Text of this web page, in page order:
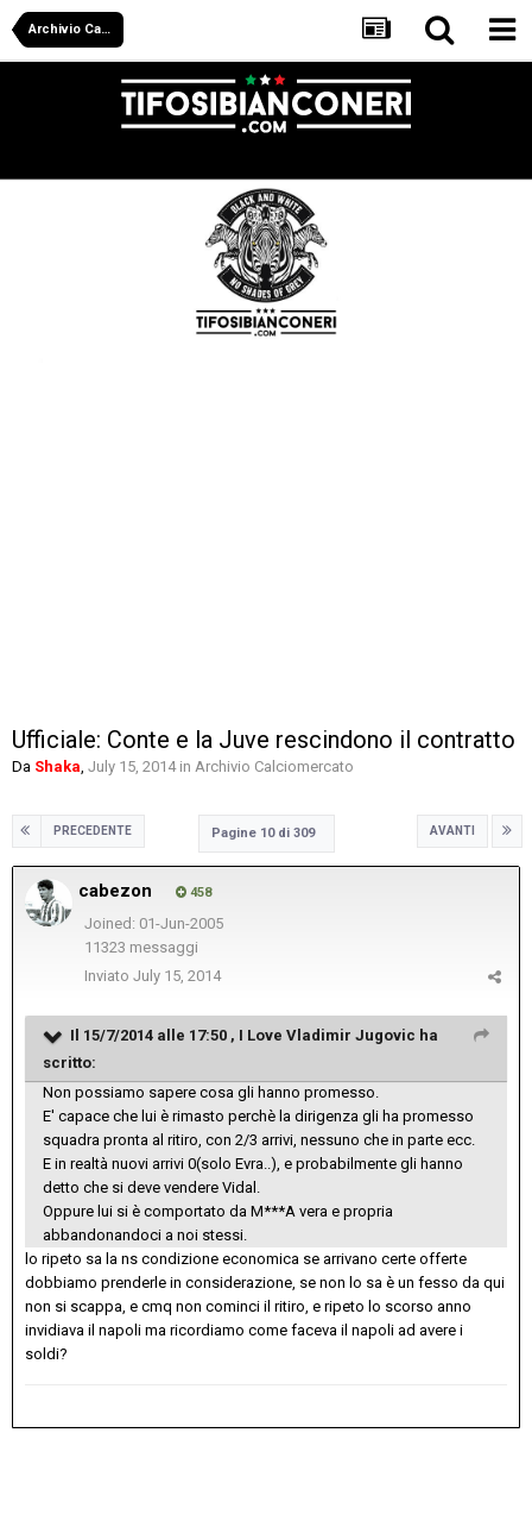
Archivio Calciomercato
Ufficiale: Conte e la Juve rescindono il contratto
Da Shaka, July 15, 2014in Archivio Calciomercato
PRECEDENTE AVANTI
Pagine 10 di 309
cabezon 458
Joined: 01-Jun-2005
11323 messaggi
Inviato July 15, 2014
Il 15/7/2014 alle 17:50 , I Love Vladimir Jugovic ha
scritto:
Non possiamo sapere cosa gli hanno promesso.
E' capace che lui è rimasto perchè la dirigenza gli ha promesso
squadra pronta al ritiro, con 2/3 arrivi, nessuno che in parte ecc.
E in realtà nuovi arrivi 0(solo Evra..), e probabilmente gli hanno
detto che si deve vendere Vidal.
Oppure lui si è comportato da M***A vera e propria
abbandonandoci a noi stessi.
lo ripeto sa la ns condizione economica se arrivano certe offerte
dobbiamo prenderle in considerazione, se non lo sa è un fesso da qui
non si scappa, e cmq non cominci il ritiro, e ripeto lo scorso anno
invidiava il napoli ma ricordiamo come faceva il napoli ad avere i
soldi?